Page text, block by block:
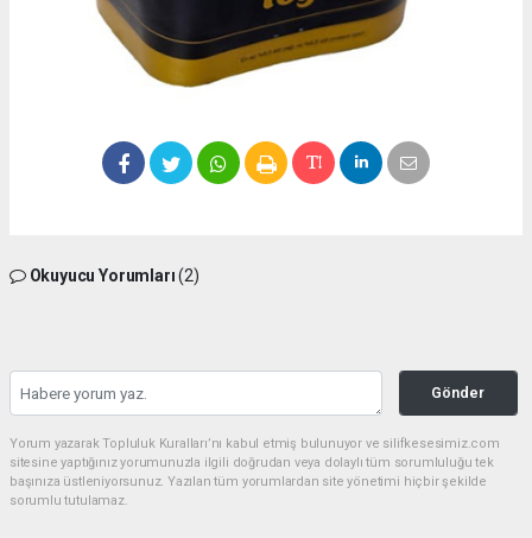
Okuyucu Yorumları(2)
Gönder
Yorum yazarak Topluluk Kuralları’nı kabul etmiş bulunuyor ve silifkesesimiz.com
sitesine yaptığınız yorumunuzla ilgili doğrudan veya dolaylı tüm sorumluluğu tek
başınıza üstleniyorsunuz. Yazılan tüm yorumlardan site yönetimi hiçbir şekilde
sorumlu tutulamaz.